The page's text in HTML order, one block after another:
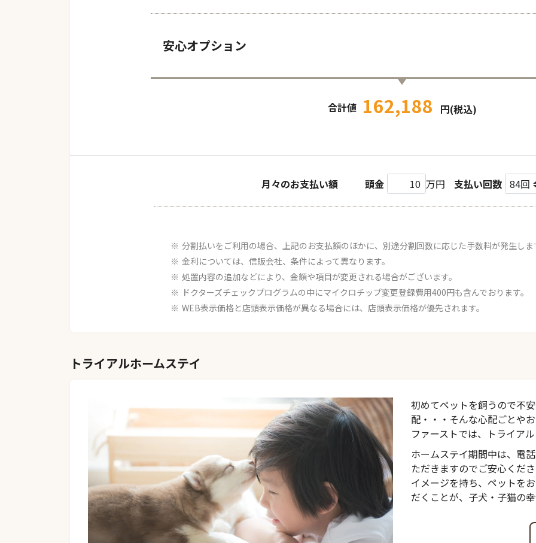
安心オプション
合計値 162,188 円(税込)
月々のお支払い額 頭金 万円 支払い回数
分割払いをご利用の場合、上記のお支払額のほかに、別途分割回数に応じた手数料が発生しま
金利については、信販会社、条件によって異なります。
処置内容の追加などにより、金額や項目が変更される場合がございます。
ドクターズチェックプログラムの中にマイクロチップ変更登録費用400円も含んでおります。
WEB表示価格と店頭表示価格が異なる場合には、店頭表示価格が優先されます。
トライアルホームステイ
初めてペットを飼うので不
配・・・そんな心配ごとや
ファーストでは、トライア
ホームステイ期間中は、電
ただきますのでご安心くだ
イメージを持ち、ペットを
だくことが、子犬・子猫の